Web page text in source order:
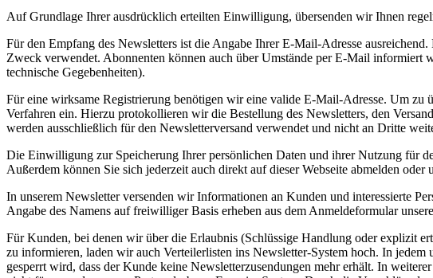
Auf Grundlage Ihrer ausdrücklich erteilten Einwilligung, übersenden wir Ihnen
Für den Empfang des Newsletters ist die Angabe Ihrer E-Mail-Adresse
Zweck verwendet. Abonnenten können auch über Umstände per E-Mail informiert
technische Gegebenheiten).
Für eine wirksame Registrierung benötigen wir eine valide E-Mail-Adresse. Um zu
Verfahren ein. Hierzu protokollieren wir die Bestellung des Newsletters, den
werden ausschließlich für den Newsletterversand verwendet und nicht an Dritte
Die Einwilligung zur Speicherung Ihrer persönlichen Daten und ihrer Nutzung für
Außerdem können Sie sich jederzeit auch direkt auf dieser Webseite abmelden
In unserem Newsletter versenden wir Informationen an Kunden und interessierte
Angabe des Namens auf freiwilliger Basis erheben aus dem Anmeldeformular
Für Kunden, bei denen wir über die Erlaubnis (Schlüssige Handlung oder explizit
zu informieren, laden wir auch Verteilerlisten ins Newsletter-System hoch. In
gesperrt wird, dass der Kunde keine Newsletterzusendungen mehr erhält. In